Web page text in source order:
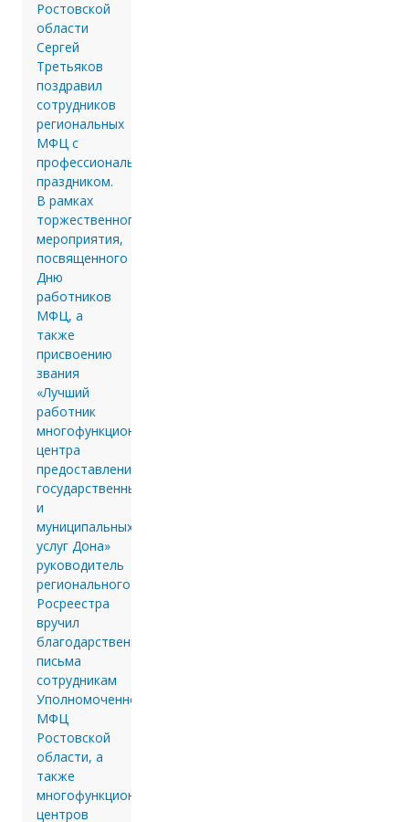
Ростовской
области
Сергей
Третьяков
поздравил
сотрудников
региональных
МФЦ с
профессиональным
праздником.
В рамках
торжественного
мероприятия,
посвященного
Дню
работников
МФЦ, а
также
присвоению
звания
«Лучший
работник
многофункционального
центра
предоставления
государственных
и
муниципальных
услуг Дона»
руководитель
регионального
Росреестра
вручил
благодарственные
письма
сотрудникам
Уполномоченного
МФЦ
Ростовской
области, а
также
многофункциональных
центров